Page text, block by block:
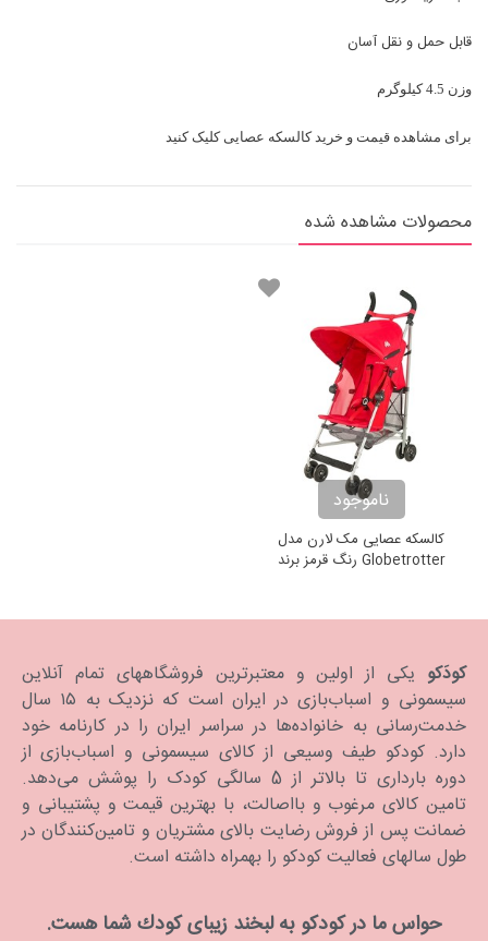
قابل حمل و نقل آسان
وزن 4.5 کیلوگرم
برای مشاهده قیمت و خرید کالسکه عصایی کلیک کنید
محصولات مشاهده شده
ناموجود
کالسکه عصایی مک لارن مدل
Globetrotter رنگ قرمز برند
کودَکو یکی از اولین و معتبرترین فروشگاههای تمام آنلاین
سیسمونی و اسباب‌بازی در ایران است که نزدیک به ۱۵ سال
خدمت‌رسانی به خانواده‌ها در سراسر ایران را در کارنامه خود
دارد. كودكو طیف وسیعی از کالای سیسمونی و اسباب‌بازی از
دوره بارداری تا بالاتر از 5 سالگی کودک را پوشش می‌دهد.
تامین کالای مرغوب و بااصالت، با بهترین قیمت و پشتیبانی و
ضمانت پس از فروش رضایت بالای مشتریان و تامین‌کنندگان در
طول سالهای فعالیت کودکو را بهمراه داشته است.
حواس ما در كودكو به لبخند زیبای كودك شما هست.